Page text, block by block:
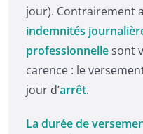
jour). Contrairement
indemnités
professionnellesont
carence : le
jour d’arrêt.
La durée de